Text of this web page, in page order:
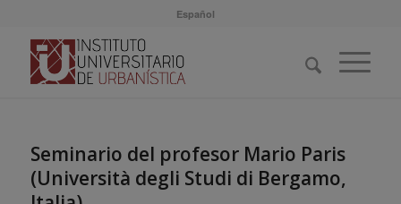
Español
Seminario del profesor Mario Paris
(Università degli Studi di Bergamo,